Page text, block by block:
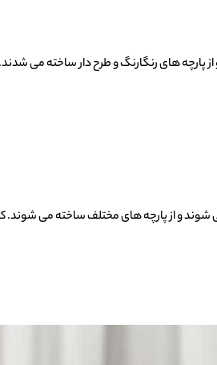
های رنگارنگ و طرح دار ساخته می
و از پارچه های مختلف ساخته می شوند.